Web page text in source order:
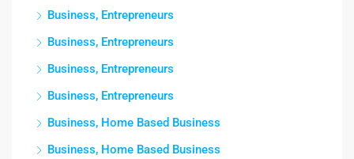
Business, Entrepreneurs
Business, Entrepreneurs
Business, Entrepreneurs
Business, Entrepreneurs
Business, Home Based Business
Business, Home Based Business